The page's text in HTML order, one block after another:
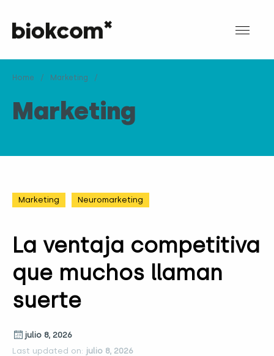
Home / Marketing /
Marketing
Marketing Neuromarketing
La ventaja competitiva
que muchos llaman
suerte
julio 8, 2026
Last updated on: julio 8, 2026